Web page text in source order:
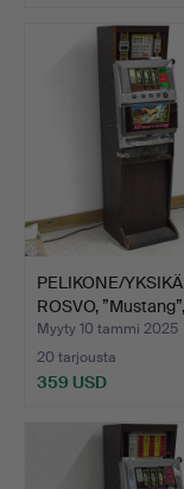
PELIKONE/
ROSVO,
Myyty 10 tammi 2025
20 tarjousta
359 USD